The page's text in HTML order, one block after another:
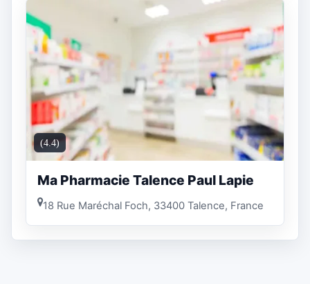
(4.4)
Ma Pharmacie Talence Paul Lapie
18 Rue Maréchal Foch, 33400 Talence, France